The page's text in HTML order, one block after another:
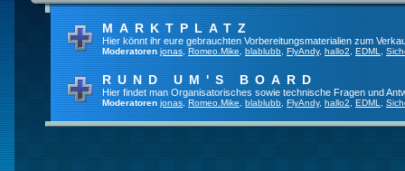
MARKTPLATZ
Hier könnt ihr eure gebrauchten Vorbereitungsmaterialien zum
Moderatoren jonas Romeo.Mike blablubb FlyAndy, hallo2 EDML
RUND UM'S BOARD
Hier findet man Organisatorisches sowie technische Fragen und
Moderatoren jonas Romeo.Mike blablubb FlyAndy, hallo2 EDML